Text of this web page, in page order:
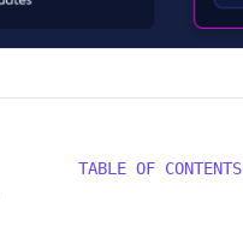
TABLE OF CONTENTS